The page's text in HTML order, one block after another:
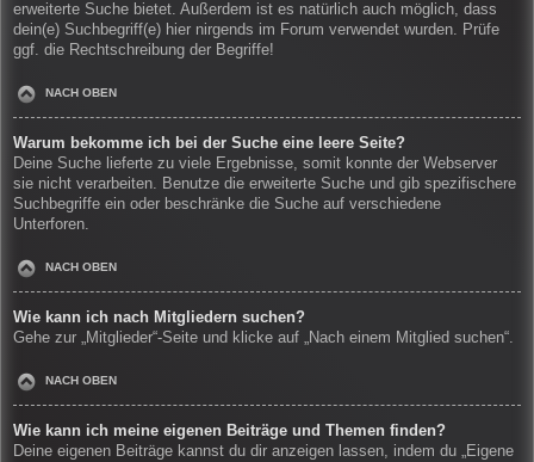
erweiterte Suche bietet. Außerdem ist es natürlich auch möglich, dass
dein(e) Suchbegriff(e) hier nirgends im Forum verwendet wurden. Prüfe
ggf. die Rechtschreibung der Begriffe!
NACH OBEN
Warum bekomme ich bei der Suche eine leere Seite?
Deine Suche lieferte zu viele Ergebnisse, somit konnte der Webserver
sie nicht verarbeiten. Benutze die erweiterte Suche und gib spezifischere
Suchbegriffe ein oder beschränke die Suche auf verschiedene
Unterforen.
NACH OBEN
Wie kann ich nach Mitgliedern suchen?
Gehe zur „Mitglieder“-Seite und klicke auf „Nach einem Mitglied suchen“.
NACH OBEN
Wie kann ich meine eigenen Beiträge und Themen finden?
Deine eigenen Beiträge kannst du dir anzeigen lassen, indem du „Eigene